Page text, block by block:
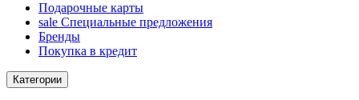
Подарочные карты
sale Специальные предложения
Бренды
Покупка в кредит
Категории